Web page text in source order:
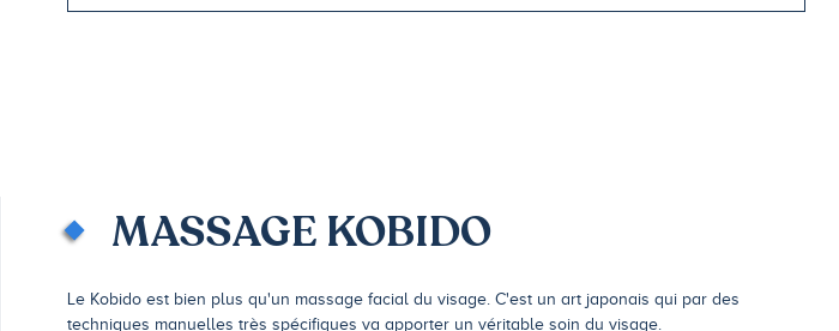
MASSAGE KOBIDO
Le Kobido est bien plus qu'un massage facial du visage. C'est un art japonais qui par des
techniques manuelles très spécifiques va apporter un véritable soin du visage.